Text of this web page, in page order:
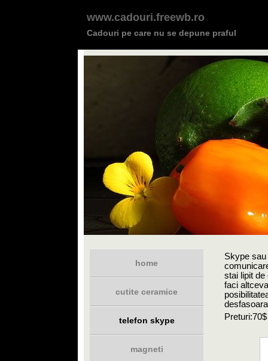
www.cadouri.freewb.ro
Cadouri pe care nu se depune praful
home
cutite ceramice
telefon skype
magneti
Skype
stai lipit de
faci